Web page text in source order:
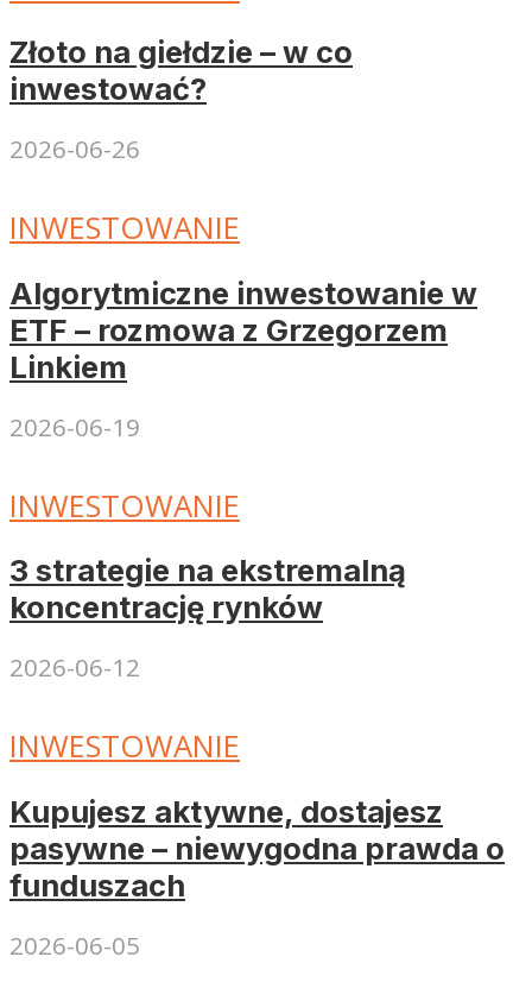
Złoto na giełdzie – w co
inwestować?
2026-06-26
INWESTOWANIE
Algorytmiczne inwestowanie w
ETF – rozmowa z Grzegorzem
Linkiem
2026-06-19
INWESTOWANIE
3 strategie na ekstremalną
koncentrację rynków
2026-06-12
INWESTOWANIE
Kupujesz aktywne, dostajesz
pasywne – niewygodna prawda o
funduszach
2026-06-05